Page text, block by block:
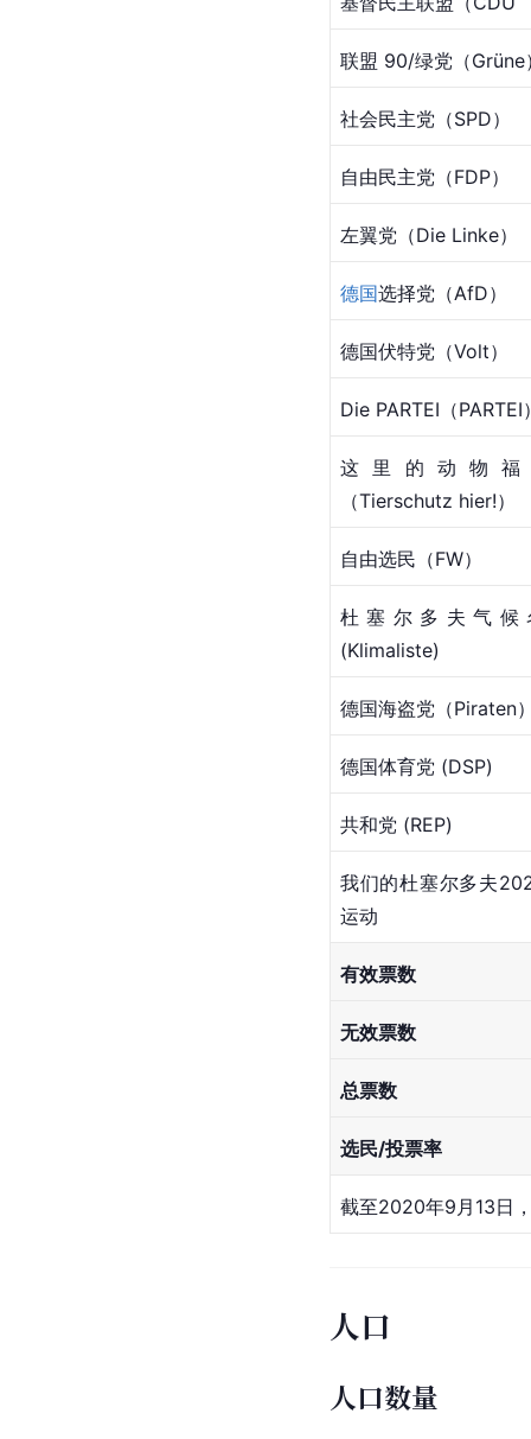
联盟 90/绿党（Grüne
社会民主党（SPD）
自由民主党（FDP）
左翼党（Die Linke）
德国选择党（AfD）
德国伏特党（Volt）
Die PARTEI（PARTEI
这里的 动物
（Tierschutz hier!）
自由选民（FW）
杜塞尔多夫气
(Klimaliste)
德国海盗党（Piraten
德国体育党 (DSP)
共和党 (REP)
我们的杜塞尔多夫
运动
有效票数
无效票数
总票数
选民/投票率
截至2020年9月13日
人口
人口数量